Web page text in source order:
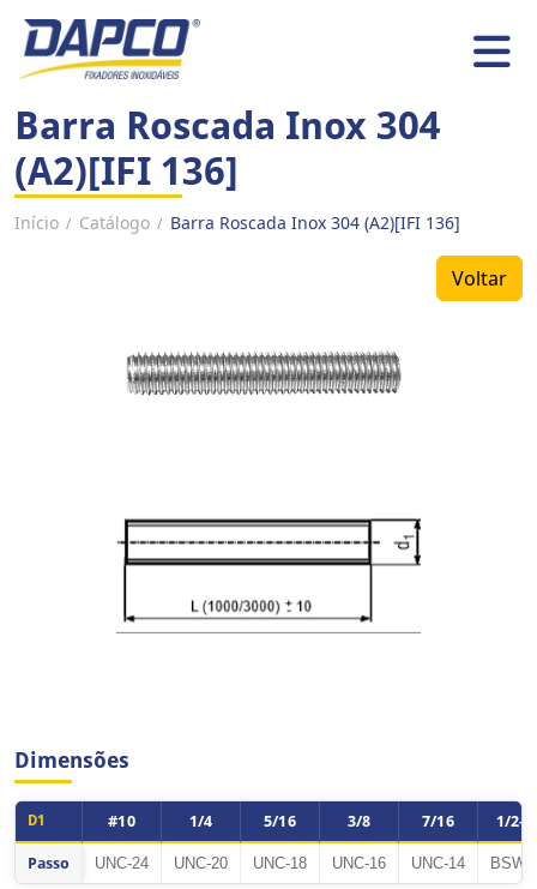
Barra Roscada Inox 304
(A2)[IFI 136]
Início / Catálogo / Barra Roscada Inox 304 (A2)[IFI 136]
Voltar
Dimensões
Tabela de dimensões do produto Barra Roscada Inox 304 (A2)
D1 #10 1/4 5/16 3/8 7/16 1/2-
Passo UNC-24 UNC-20 UNC-18 UNC-16 UNC-14 BSW-